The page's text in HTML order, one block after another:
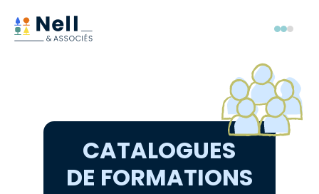
Aller au pied de page
Aller au menu
Aller au contenu
CATALOGUES
DE FORMATIONS